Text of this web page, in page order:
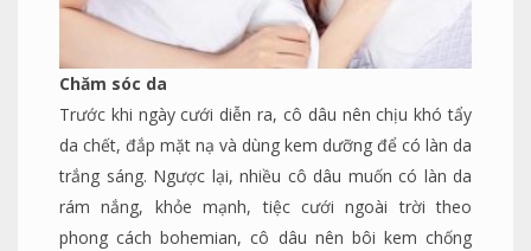
Chăm sóc da
Trước khi ngày cưới diễn ra, cô dâu nên chịu khó tẩy
da chết, đắp mặt nạ và dùng kem dưỡng để có làn da
trắng sáng. Ngược lại, nhiều cô dâu muốn có làn da
rám nắng, khỏe mạnh, tiệc cưới ngoài trời theo
phong cách bohemian, cô dâu nên bôi kem chống